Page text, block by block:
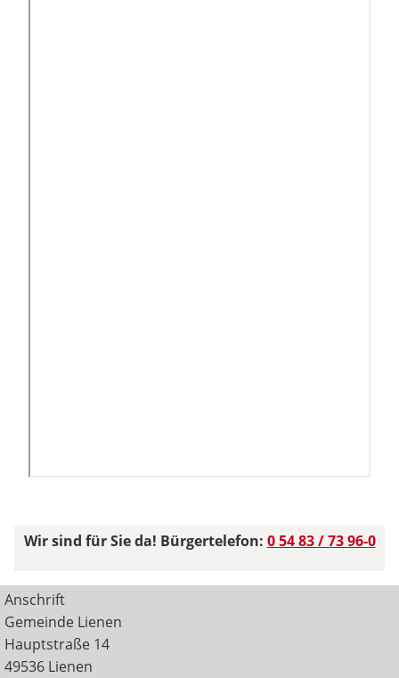
Wir sind für Sie da! Bürgertelefon: 0 54 83 / 73 96-0
Anschrift
Gemeinde Lienen
Hauptstraße 14
49536 Lienen